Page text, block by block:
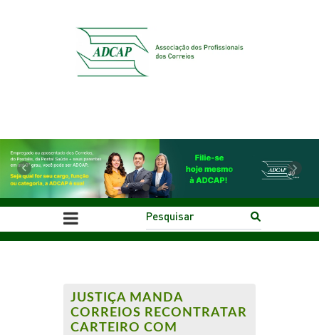
Previous Next
JUSTIÇA MANDA
CORREIOS RECONTRATAR
CARTEIRO COM